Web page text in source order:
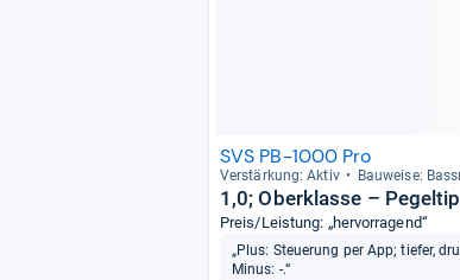
SVS PB-1000 Pro
Ver­stär­kung: Aktiv Bau­weise:
1,0; Oberklasse –
Preis/Leistung: „hervorragend“
„Plus: Steuerung per App; tiefer,
Minus: -.“